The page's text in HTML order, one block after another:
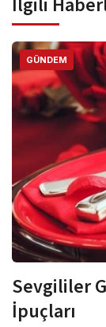
GÜNDEM
Sevgililer
İpuçları